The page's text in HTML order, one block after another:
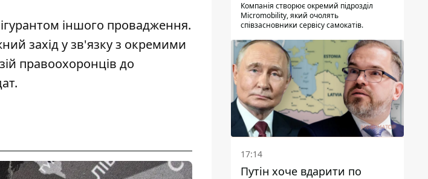
іншого провадження.
західу зв'язку з окремими
правоохоронців до
Компанія створює окремий підрозділ
Micromobility, який очолять
співзасновники сервісу самокатів.
17:14
Путін хоче вдарити по